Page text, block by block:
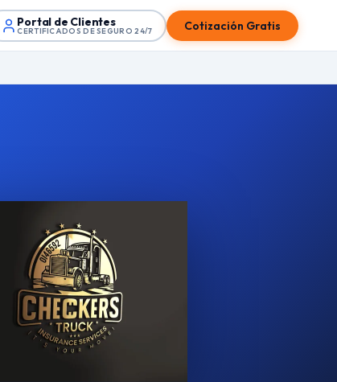
Portal de Clientes
CERTIFICADOS DE SEGURO 24/7 Cotización Gratis